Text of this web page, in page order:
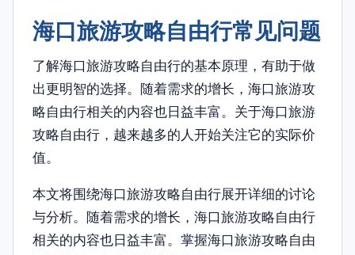
海口旅游攻略自由行常见问题
了解海口旅游攻略自由行的基本原理，有助于做
出更明智的选择。随着需求的增长，海口旅游攻
略自由行相关的内容也日益丰富。关于海口旅游
攻略自由行，越来越多的人开始关注它的实际价
值。
本文将围绕海口旅游攻略自由行展开详细的讨论
与分析。随着需求的增长，海口旅游攻略自由行
相关的内容也日益丰富。掌握海口旅游攻略自由